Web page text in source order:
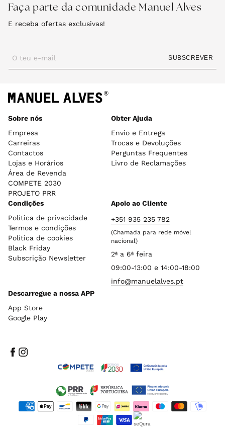
Faça parte da comunidade Manuel Alves
E receba ofertas exclusivas!
O teu e-mail SUBSCREVER
Sobre nós
Empresa
Carreiras
Contactos
Lojas e Horários
Área de Revenda
COMPETE 2030
PROJETO PRR
Obter Ajuda
Envio e Entrega
Trocas e Devoluções
Perguntas Frequentes
Livro de Reclamações
Condições
Política de privacidade
Termos e condições
Política de cookies
Black Friday
Subscrição Newsletter
Apoio ao Cliente
+351 935 235 782
(Chamada para rede móvel
nacional)
2ª a 6ª feira
09:00-13:00 e 14:00-18:00
info@manuelalves.pt
Descarregue a nossa APP
App Store
Google Play
Facebook
Instagram